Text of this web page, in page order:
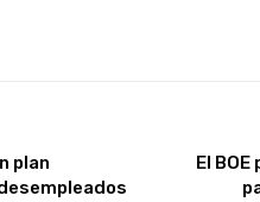
plan
El